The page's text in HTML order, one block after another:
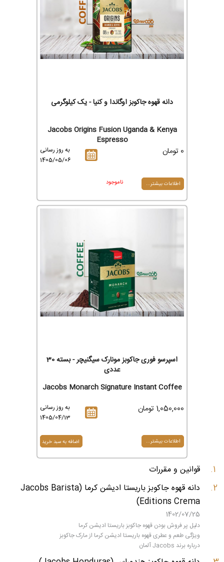
دانه قهوه جاکوبز اوگاندا و کنیا - یک کیلوگرمی
Jacobs Origins Fusion Uganda & Kenya
Espresso
به روز رسانی
1405/05/06
0 تومان
اطلاعات بیشتر... ناموجود
اسپرسو فوری جاکوبز مونارک سیگنیچر - بسته 30
عددی
Jacobs Monarch Signature Instant Coffee
به روز رسانی
1405/04/13
1,050,000 تومان
اطلاعات بیشتر...
قوانین و مقررات
دانه قهوه جاکوبز باریستا ادیشن کرما (Jacobs Barista
Editions Crema)
1402/07/25
دلیل پر فروش بودن قهوه جاکوبز باریستا ادیشن کرما
ویژگی طعم و عطری قهوه باریستا ادیشن کرما از مارک جاکوبز
درباره برند Jacobs آلمان